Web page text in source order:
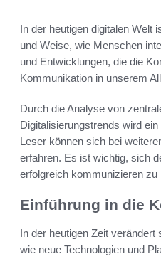
In der heutigen digitalen Welt
und Weise, wie Menschen
und Entwicklungen, die die
Kommunikation in unserem
Durch die Analyse von
Digitalisierungstrends wird
Leser können sich bei
erfahren. Es ist wichtig, sich
erfolgreich kommunizieren zu
Einführung in die
In der heutigen Zeit verändert
wie neue Technologien und